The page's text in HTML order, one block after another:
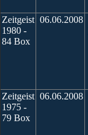
Zeitgeist
1980 -
84 Box
06.06.2008
Zeitgeist
1975 -
79 Box
06.06.2008